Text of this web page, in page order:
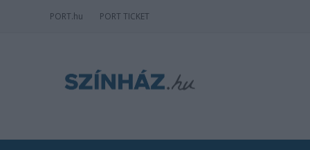
PORT.hu PORT TICKET